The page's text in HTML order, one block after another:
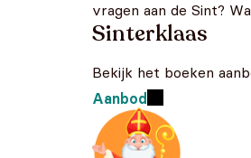
vragen aan de Sint?
Sinterklaas
Bekijk het boeken
Aanbod